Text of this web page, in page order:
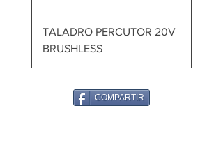
TALADRO PERCUTOR 20V
BRUSHLESS
COMPARTIR